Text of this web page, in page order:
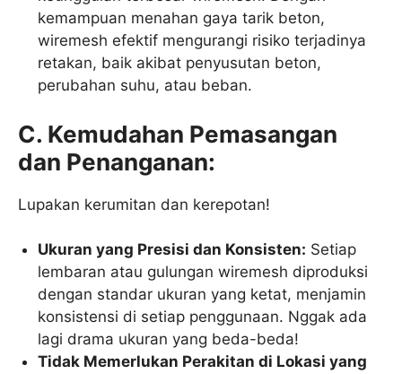
kemampuan menahan gaya tarik beton,
wiremesh efektif mengurangi risiko terjadinya
retakan, baik akibat penyusutan beton,
perubahan suhu, atau beban.
C. Kemudahan Pemasangan
dan Penanganan:
Lupakan kerumitan dan kerepotan!
Ukuran yang Presisi dan Konsisten: Setiap
lembaran atau gulungan wiremesh diproduksi
dengan standar ukuran yang ketat, menjamin
konsistensi di setiap penggunaan. Nggak ada
lagi drama ukuran yang beda-beda!
Tidak Memerlukan Perakitan di Lokasi yang